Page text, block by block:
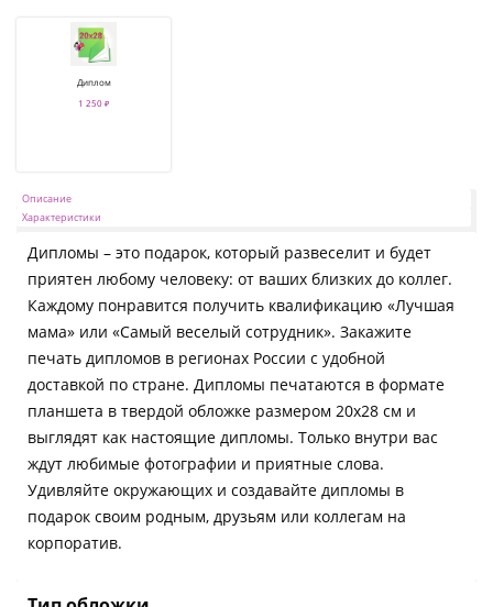
Диплом
1 250 ₽
Описание
Характеристики
Дипломы – это подарок, который развеселит и будет
приятен любому человеку: от ваших близких до коллег.
Каждому понравится получить квалификацию «Лучшая
мама» или «Самый веселый сотрудник». Закажите
печать дипломов в регионах России с удобной
доставкой по стране. Дипломы печатаются в формате
планшета в твердой обложке размером 20х28 см и
выглядят как настоящие дипломы. Только внутри вас
ждут любимые фотографии и приятные слова.
Удивляйте окружающих и создавайте дипломы в
подарок своим родным, друзьям или коллегам на
корпоратив.